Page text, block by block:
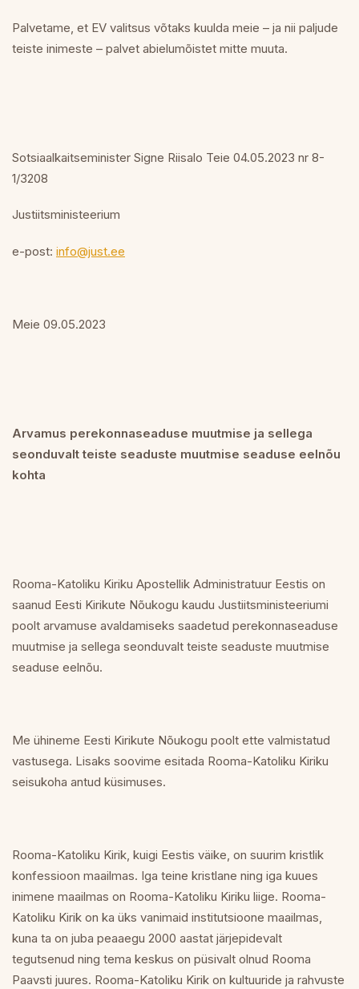
Palvetame, et EV valitsus võtaks kuulda meie – ja nii paljude
teiste inimeste – palvet abielumõistet mitte muuta.
Sotsiaalkaitseminister Signe Riisalo Teie 04.05.2023 nr 8-
1/3208
Justiitsministeerium
e-post: info@just.ee
Meie 09.05.2023
Arvamus perekonnaseaduse muutmise ja sellega
seonduvalt teiste seaduste muutmise seaduse eelnõu
kohta
Rooma-Katoliku Kiriku Apostellik Administratuur Eestis on
saanud Eesti Kirikute Nõukogu kaudu Justiitsministeeriumi
poolt arvamuse avaldamiseks saadetud perekonnaseaduse
muutmise ja sellega seonduvalt teiste seaduste muutmise
seaduse eelnõu.
Me ühineme Eesti Kirikute Nõukogu poolt ette valmistatud
vastusega. Lisaks soovime esitada Rooma-Katoliku Kiriku
seisukoha antud küsimuses.
Rooma-Katoliku Kirik, kuigi Eestis väike, on suurim kristlik
konfessioon maailmas. Iga teine kristlane ning iga kuues
inimene maailmas on Rooma-Katoliku Kiriku liige. Rooma-
Katoliku Kirik on ka üks vanimaid institutsioone maailmas,
kuna ta on juba peaaegu 2000 aastat järjepidevalt
tegutsenud ning tema keskus on püsivalt olnud Rooma
Paavsti juures. Rooma-Katoliku Kirik on kultuuride ja rahvuste